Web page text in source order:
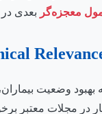
معجزه‌گر بعدی
وضعیت
در مجلات معتبر